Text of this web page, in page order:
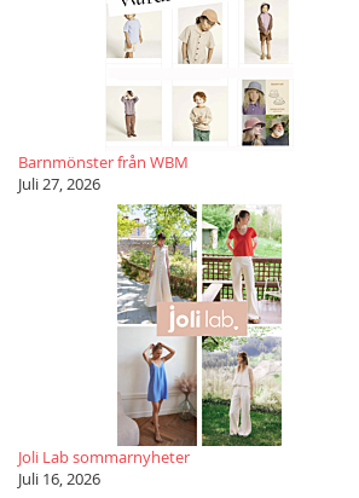
Barnmönster från WBM
Juli 27, 2026
Joli Lab sommarnyheter
Juli 16, 2026